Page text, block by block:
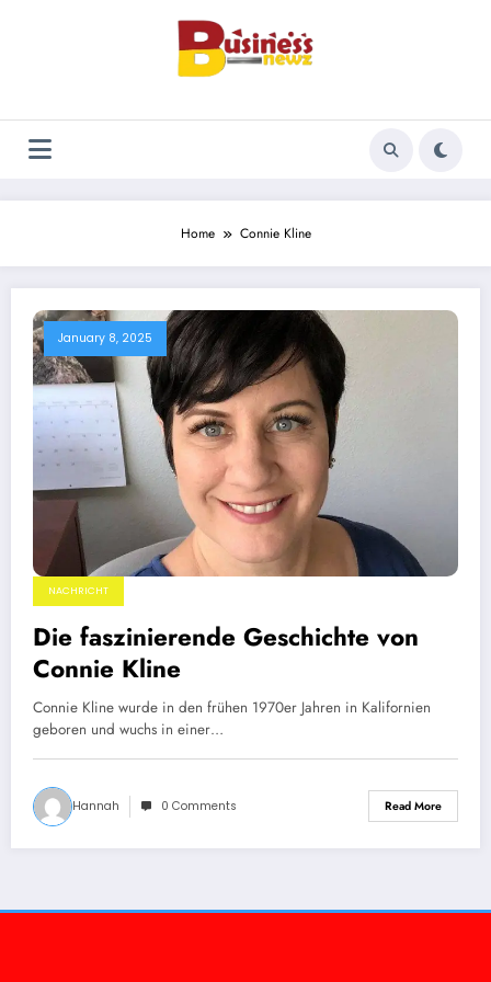
Home Connie Kline
January 8, 2025
NACHRICHT
Die faszinierende Geschichte von
Connie Kline
Connie Kline wurde in den frühen 1970er Jahren in Kalifornien
geboren und wuchs in einer…
Hannah 0 Comments Read More